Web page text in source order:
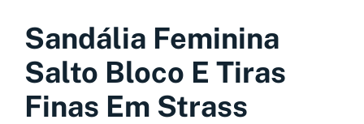
Sandália Feminina
Salto Bloco E Tiras
Finas Em Strass